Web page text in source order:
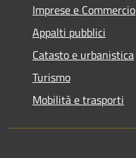
Imprese e Commercio
Appalti pubblici
Catasto e urbanistica
Turismo
Mobilità e trasporti